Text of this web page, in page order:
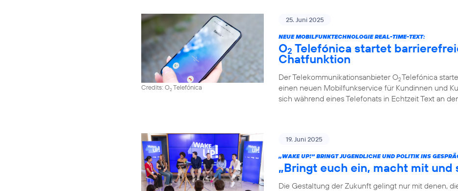
Credits: O2Telefónica
25. Juni 2025
NEUE MOBILFUNKTECHNOLOGIE REAL-TIME-TEXT:
O2 Telefónica startet
Chatfunktion
Der Telekommunikationsanbieter O2Telefónica
einen neuen Mobilfunkservice für Kundinnen und
sich während eines Telefonats in Echtzeit Text an
19. Juni 2025
„WAKE UP!“ BRINGT JUGENDLICHE UND POLITIK INS
„Bringt euch ein, macht mit und
Die Gestaltung der Zukunft gelingt nur mit denen,